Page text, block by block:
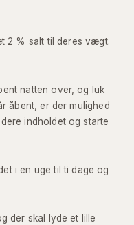
2 % salt til deres vægt.
natten over, og luk
åbent, er der mulighed
indholdet og starte
i en uge til ti dage og
der skal lyde et lille